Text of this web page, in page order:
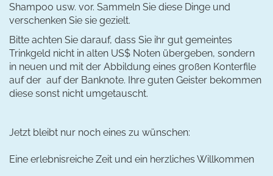
Shampoo usw. vor. Sammeln Sie diese Dinge und
verschenken Sie sie gezielt.
Bitte achten Sie darauf, dass Sie ihr gut gemeintes
Trinkgeld nicht in alten US$ Noten übergeben, sondern
in neuen und mit der Abbildung eines großen Konterfile
auf der auf der Banknote. Ihre guten Geister bekommen
diese sonst nicht umgetauscht.
Jetzt bleibt nur noch eines zu wünschen:
Eine erlebnisreiche Zeit und ein herzliches Willkommen